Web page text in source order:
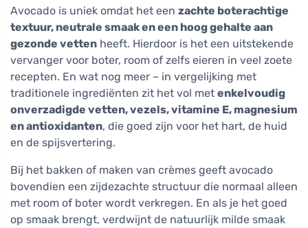
Avocado is uniek omdat het een zachte boterachtige
textuur, neutrale smaak en een hoog gehalte aan
gezonde vetten heeft. Hierdoor is het een uitstekende
vervanger voor boter, room of zelfs eieren in veel zoete
recepten. En wat nog meer – in vergelijking met
traditionele ingrediënten zit het vol met enkelvoudig
onverzadigde vetten, vezels, vitamine E, magnesium
en antioxidanten, die goed zijn voor het hart, de huid
en de spijsvertering.
Bij het bakken of maken van crèmes geeft avocado
bovendien een zijdezachte structuur die normaal alleen
met room of boter wordt verkregen. En als je het goed
op smaak brengt, verdwijnt de natuurlijk milde smaak